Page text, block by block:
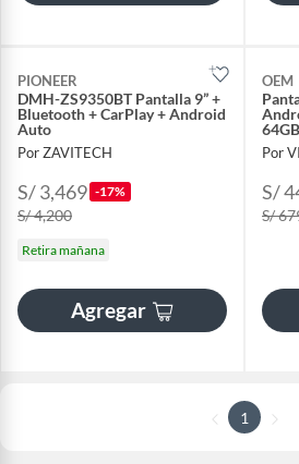
PIONEER
DMH-ZS9350BT Pantalla 9” +
Bluetooth + CarPlay + Android
Auto
Por ZAVITECH
S/ 3,469 -17%
S/ 4,200
Retira mañana
Agregar
OEM
Por
S/
S/
1